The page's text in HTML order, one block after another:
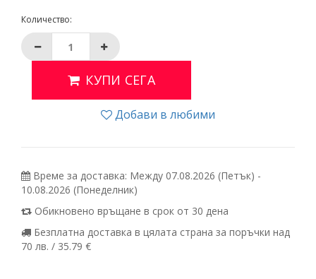
Количество:
КУПИ СЕГА
Добави в любими
Време за доставка: Между 07.08.2026 (Петък) -
10.08.2026 (Понеделник)
Обикновено връщане в срок от 30 дена
Безплатна доставка в цялата страна за поръчки над
70 лв. / 35.79 €